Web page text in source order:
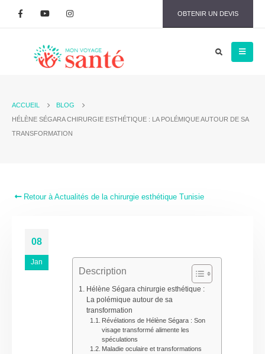
OBTENIR UN DEVIS
ACCUEIL
BLOG
HÉLÈNE SÉGARA CHIRURGIE ESTHÉTIQUE : LA POLÉMIQUE AUTOUR DE SA
TRANSFORMATION
Retour à Actualités de la chirurgie esthétique Tunisie
08
Jan
Description
Hélène Ségara chirurgie esthétique :
La polémique autour de sa
transformation
Révélations de Hélène Ségara : Son
visage transformé alimente les
spéculations
Maladie oculaire et transformations